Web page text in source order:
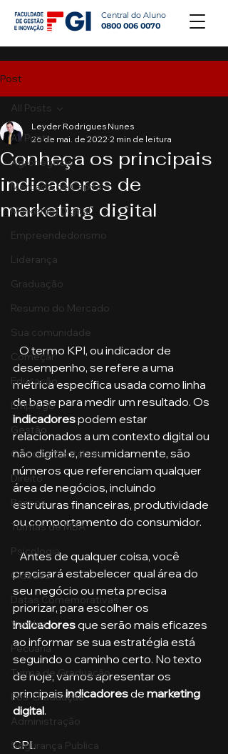
Central do Aluno
0800 006 0070
Post
All Posts
Agronegócio
Mercado de Capitais
Marketing Digital
Empreendedorismo
Liderança
Graduação
Resumo do Mercado
Sua comunidade
Começar
Educação
Emprego
Gestão
Ciências Contábeis
Direito
Bancos
Turmas de MBA
Psicologia
Cidades
Datas Comemorativas
Vendas
Pecuária
Turma de Graduação
Pós-Graduação
Administração
Segurança Publica
All Posts
Conheça os principais
indicadores de
marketing digital
Leyder Rodrigues Nunes
26 de mai. de 2022 2 min de leitura
   O termo KPI, ou indicador de
desempenho, se refere a uma
métrica específica usada como linha
de base para medir um resultado. Os
indicadores podem estar
relacionados a um contexto digital ou
não digital e, resumidamente, são
números que referenciam qualquer
área de negócios, incluindo
estruturas financeiras, produtividade
ou comportamento do consumidor.
   Antes de qualquer coisa, você
precisará estabelecer qual área do
seu negócio ou meta precisa
priorizar, para escolher os
indicadores que serão mais eficazes
ao informar se sua estratégia está
seguindo o caminho certo. No texto
de hoje, vamos apresentar os
principais indicadores de marketing
digital.
CPL